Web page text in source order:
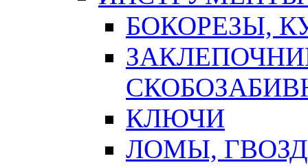
БОКОРЕЗЫ,
КЛЮЧИ
ЛОМЫ,